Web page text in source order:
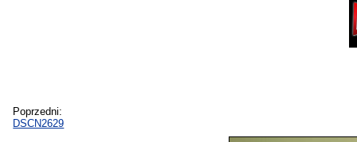
Poprzedni:
DSCN2629